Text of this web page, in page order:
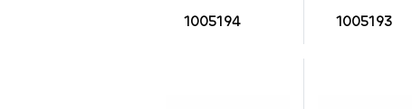
1005194 1005193